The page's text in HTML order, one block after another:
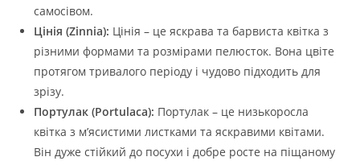
самосівом.
Цінія (Zinnia): Цінія – це яскрава та барвиста квітка з
різними формами та розмірами пелюсток. Вона цвіте
протягом тривалого періоду і чудово підходить для
зрізу.
Портулак (Portulaca): Портулак – це низькоросла
квітка з м’ясистими листками та яскравими квітами.
Він дуже стійкий до посухи і добре росте на піщаному